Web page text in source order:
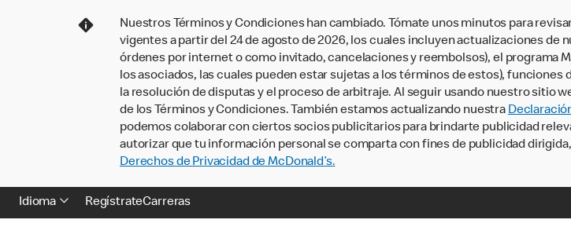
Nuestros Términos y Condiciones han cambiado. Tómate unos minutos para
vigentes a partir del 24 de agosto de 2026, los cuales incluyen actualizaciones de
órdenes por internet o como invitado, cancelaciones y reembolsos), el programa
los asociados, las cuales pueden estar sujetas a los términos de estos),
la resolución de disputas y el proceso de arbitraje. Al seguir usando nuestro sitio
de los Términos y Condiciones. También estamos actualizando nuestra
podemos colaborar con ciertos socios publicitarios para brindarte publicidad
autorizar que tu información personal se comparta con fines de publicidad
Derechos de Privacidad de McDonald’s.
Idioma RegístrateCarreras